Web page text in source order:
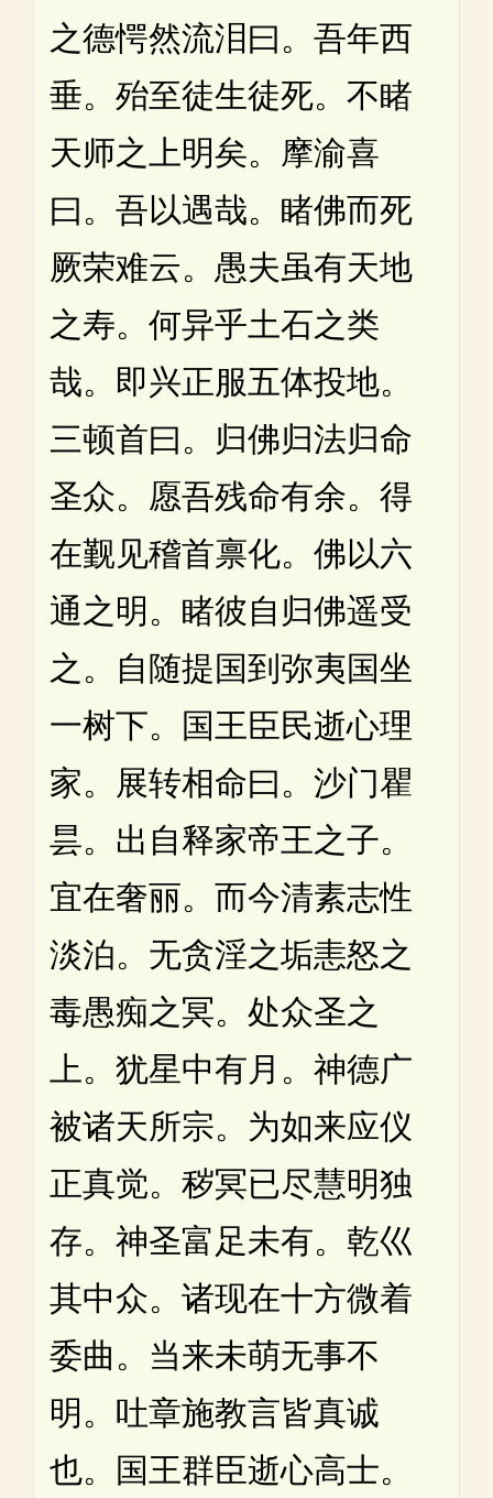
之德愕然流泪曰。吾年西
垂。殆至徒生徒死。不睹
天师之上明矣。摩渝喜
曰。吾以遇哉。睹佛而死
厥荣难云。愚夫虽有天地
之寿。何异乎土石之类
哉。即兴正服五体投地。
三顿首曰。归佛归法归命
圣众。愿吾残命有余。得
在觐见稽首禀化。佛以六
通之明。睹彼自归佛遥受
之。自随提国到弥夷国坐
一树下。国王臣民逝心理
家。展转相命曰。沙门瞿
昙。出自释家帝王之子。
宜在奢丽。而今清素志性
淡泊。无贪淫之垢恚怒之
毒愚痴之冥。处众圣之
上。犹星中有月。神德广
被诸天所宗。为如来应仪
正真觉。秽冥已尽慧明独
存。神圣富足未有。乾巛
其中众。诸现在十方微着
委曲。当来未萌无事不
明。吐章施教言皆真诚
也。国王群臣逝心高士。